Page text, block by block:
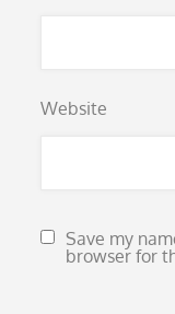
Website
Save my
browser for